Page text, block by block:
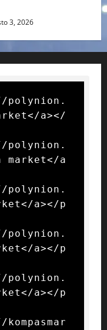
3, 2026
polynion.
a></
polynion.
a
polynion.
a></p
polynion.
a></p
polynion.
a></p